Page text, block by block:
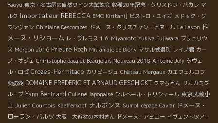
Yaoyu 東京・名古屋の自然ワイン大試飲会 収穫20年記念・クリストフ・パカレ マ
ルク Importateur REBECCA BMO Kiritani] ビストロ・ユイガ メドック・グ
ランヴァン Ghislaine Descombes ドメーヌ・クリスチャン・ビネール Le Layon ド
メーヌ・リショーム レ・プレミス１６ Miyamoto Yukiya Fujiwara ブリュリウ
ス Morgon 2016 Prieure Roch Mr.Tamajo de Diony マサル式選別 レイノ君 カー
ブ・オジェ Chiristophe pacalet Beaujolais Nouveau 2018 Antoine Joly タヴェ
ル・ロゼ Crozes-Hermitage カリピージュ Château Margaux カエフェルコフ
諏訪湖 DOMAINE FREDERIC ET ARNAUD GESCHICKT クマちゃん サカガミグ
ループ Yann Bertrand Cuiisne Japonaise シルベール・トリシャール 東京武蔵小
山 Julien Courtois Kaefferkopf ナルボンヌ Sumoll cépage Caviar ドメーヌ・
ローラン・バルツ 大阪 大近社の木村さん ドメーヌ・アミロー イヴェントツアー